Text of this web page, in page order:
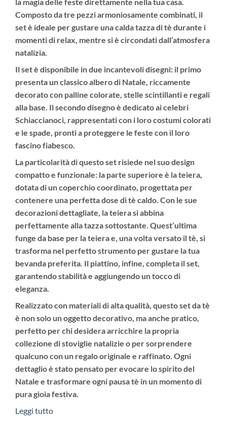
Composto da tre pezzi armoniosamente combinati, il
set è ideale per gustare una calda tazza di tè durante i
momenti di relax, mentre si è circondati dall’atmosfera
natalizia.
Il set è disponibile in due incantevoli disegni: il primo
presenta un classico albero di Natale, riccamente
decorato con palline colorate, stelle scintillanti e regali
alla base. Il secondo disegno è dedicato ai celebri
Schiaccianoci, rappresentati con i loro costumi colorati
e le spade, pronti a proteggere le feste con il loro
fascino fiabesco.
La particolarità di questo set risiede nel suo design
compatto e funzionale: la parte superiore è la teiera,
dotata di un coperchio coordinato, progettata per
contenere una perfetta dose di tè caldo. Con le sue
decorazioni dettagliate, la teiera si abbina
perfettamente alla tazza sottostante. Quest’ultima
funge da base per la teiera e, una volta versato il tè, si
trasforma nel perfetto strumento per gustare la tua
bevanda preferita. Il piattino, infine, completa il set,
garantendo stabilità e aggiungendo un tocco di
eleganza.
Realizzato con materiali di alta qualità, questo set da tè
è non solo un oggetto decorativo, ma anche pratico,
perfetto per chi desidera arricchire la propria
collezione di stoviglie natalizie o per sorprendere
qualcuno con un regalo originale e raffinato. Ogni
dettaglio è stato pensato per evocare lo spirito del
Natale e trasformare ogni pausa tè in un momento di
pura gioia festiva.
Leggi tutto